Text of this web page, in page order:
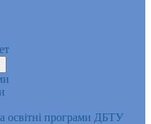
освітні програми ДБТУ